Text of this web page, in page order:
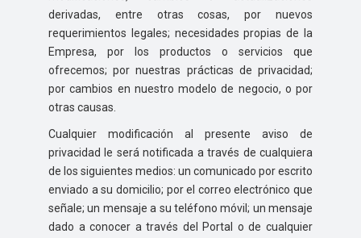
derivadas, entre otras cosas, por nuevos
requerimientos legales; necesidades propias de la
Empresa, por los productos o servicios que
ofrecemos; por nuestras prácticas de privacidad;
por cambios en nuestro modelo de negocio, o por
otras causas.
Cualquier modificación al presente aviso de
privacidad le será notificada a través de cualquiera
de los siguientes medios: un comunicado por escrito
enviado a su domicilio; por el correo electrónico que
señale; un mensaje a su teléfono móvil; un mensaje
dado a conocer a través del Portal o de cualquier